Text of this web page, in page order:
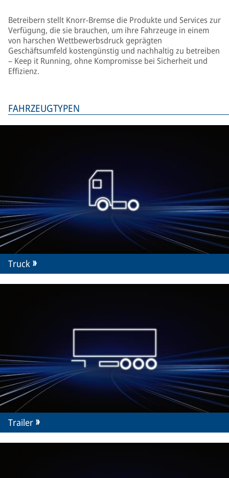
Betreibern stellt Knorr-Bremse die Produkte und Services zur
Verfügung, die sie brauchen, um ihre Fahrzeuge in einem
von harschen Wettbewerbsdruck geprägten
Geschäftsumfeld kostengünstig und nachhaltig zu betreiben
– Keep it Running, ohne Kompromisse bei Sicherheit und
Effizienz.
FAHRZEUGTYPEN
Truck
Trailer